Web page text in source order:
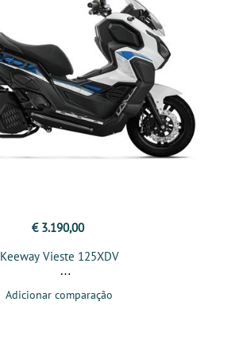
€ 3.190,00
Keeway Vieste 125XDV
Adicionar comparação